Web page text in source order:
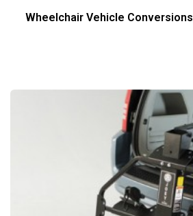
Wheelchair Vehicle Conversions